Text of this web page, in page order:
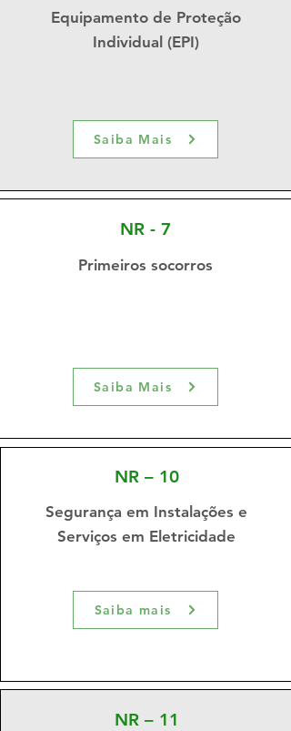
Equipamento de Proteção
Individual (EPI)
Saiba Mais
NR - 7
Primeiros socorros
Saiba Mais
NR – 10
Segurança em Instalações e
Serviços em Eletricidade
Saiba mais
NR – 11